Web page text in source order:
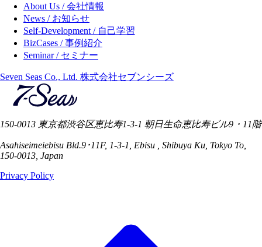
About Us / 会社情報
News / お知らせ
Self-Development / 自己学習
BizCases / 事例紹介
Seminar / セミナー
Seven Seas Co., Ltd. 株式会社セブンシーズ
150-0013 東京都渋谷区恵比寿1-3-1 朝日生命恵比寿ビル9・11階
Asahiseimeiebisu Bld.9･11F, 1-3-1, Ebisu , Shibuya Ku, Tokyo To,
150-0013, Japan
Privacy Policy